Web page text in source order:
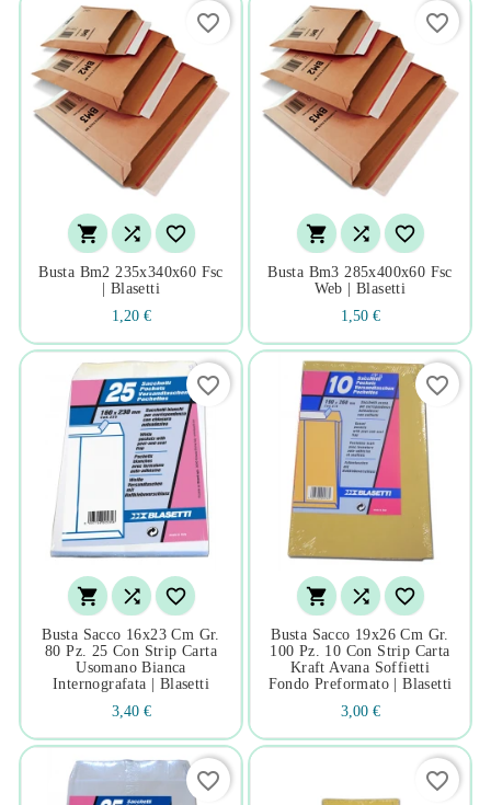
  
Busta Bm2 235x340x60 Fsc
| Blasetti
1,20 €
favorite_border
  
Busta Bm3 285x400x60 Fsc
Web | Blasetti
1,50 €
favorite_border
  
Busta Sacco 16x23 Cm Gr.
80 Pz. 25 Con Strip Carta
Usomano Bianca
Internografata | Blasetti
3,40 €
favorite_border
  
Busta Sacco 19x26 Cm Gr.
100 Pz. 10 Con Strip Carta
Kraft Avana Soffietti
Fondo Preformato | Blasetti
3,00 €
favorite_border
favorite_border favorite_border